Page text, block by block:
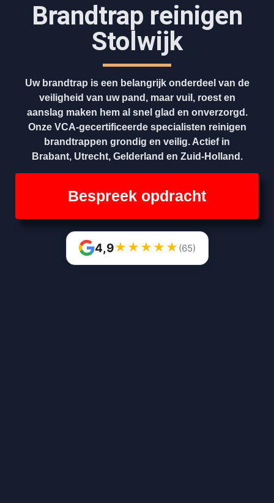
Brandtrap reinigen
Stolwijk
Uw brandtrap is een belangrijk onderdeel van de
veiligheid van uw pand, maar vuil, roest en
aanslag maken hem al snel glad en onverzorgd.
Onze VCA-gecertificeerde specialisten reinigen
brandtrappen grondig en veilig. Actief in
Brabant, Utrecht, Gelderland en Zuid-Holland.
Bespreek opdracht
4,9★ ★ ★ ★ ★ (65)